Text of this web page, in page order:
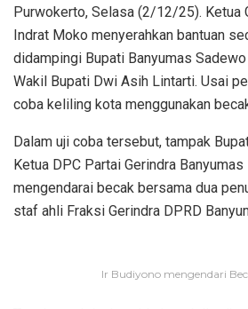
Purwokerto, Selasa (2/12/25). Ketua
Indrat Moko menyerahkan bantuan
didampingi Bupati Banyumas
Wakil Bupati Dwi Asih Lintarti. Usai
coba keliling kota menggunakan
Dalam uji coba tersebut, tampak
Ketua DPC Partai Gerindra
mengendarai becak bersama dua
staf ahli Fraksi Gerindra DPRD
Ir Budiyono mengendari